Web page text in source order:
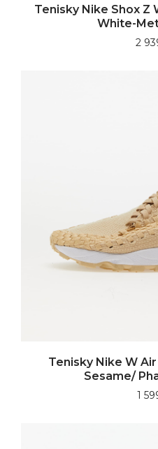
Tenisky Nike Shox
White-
2
Tenisky Nike W
Sesame/
1